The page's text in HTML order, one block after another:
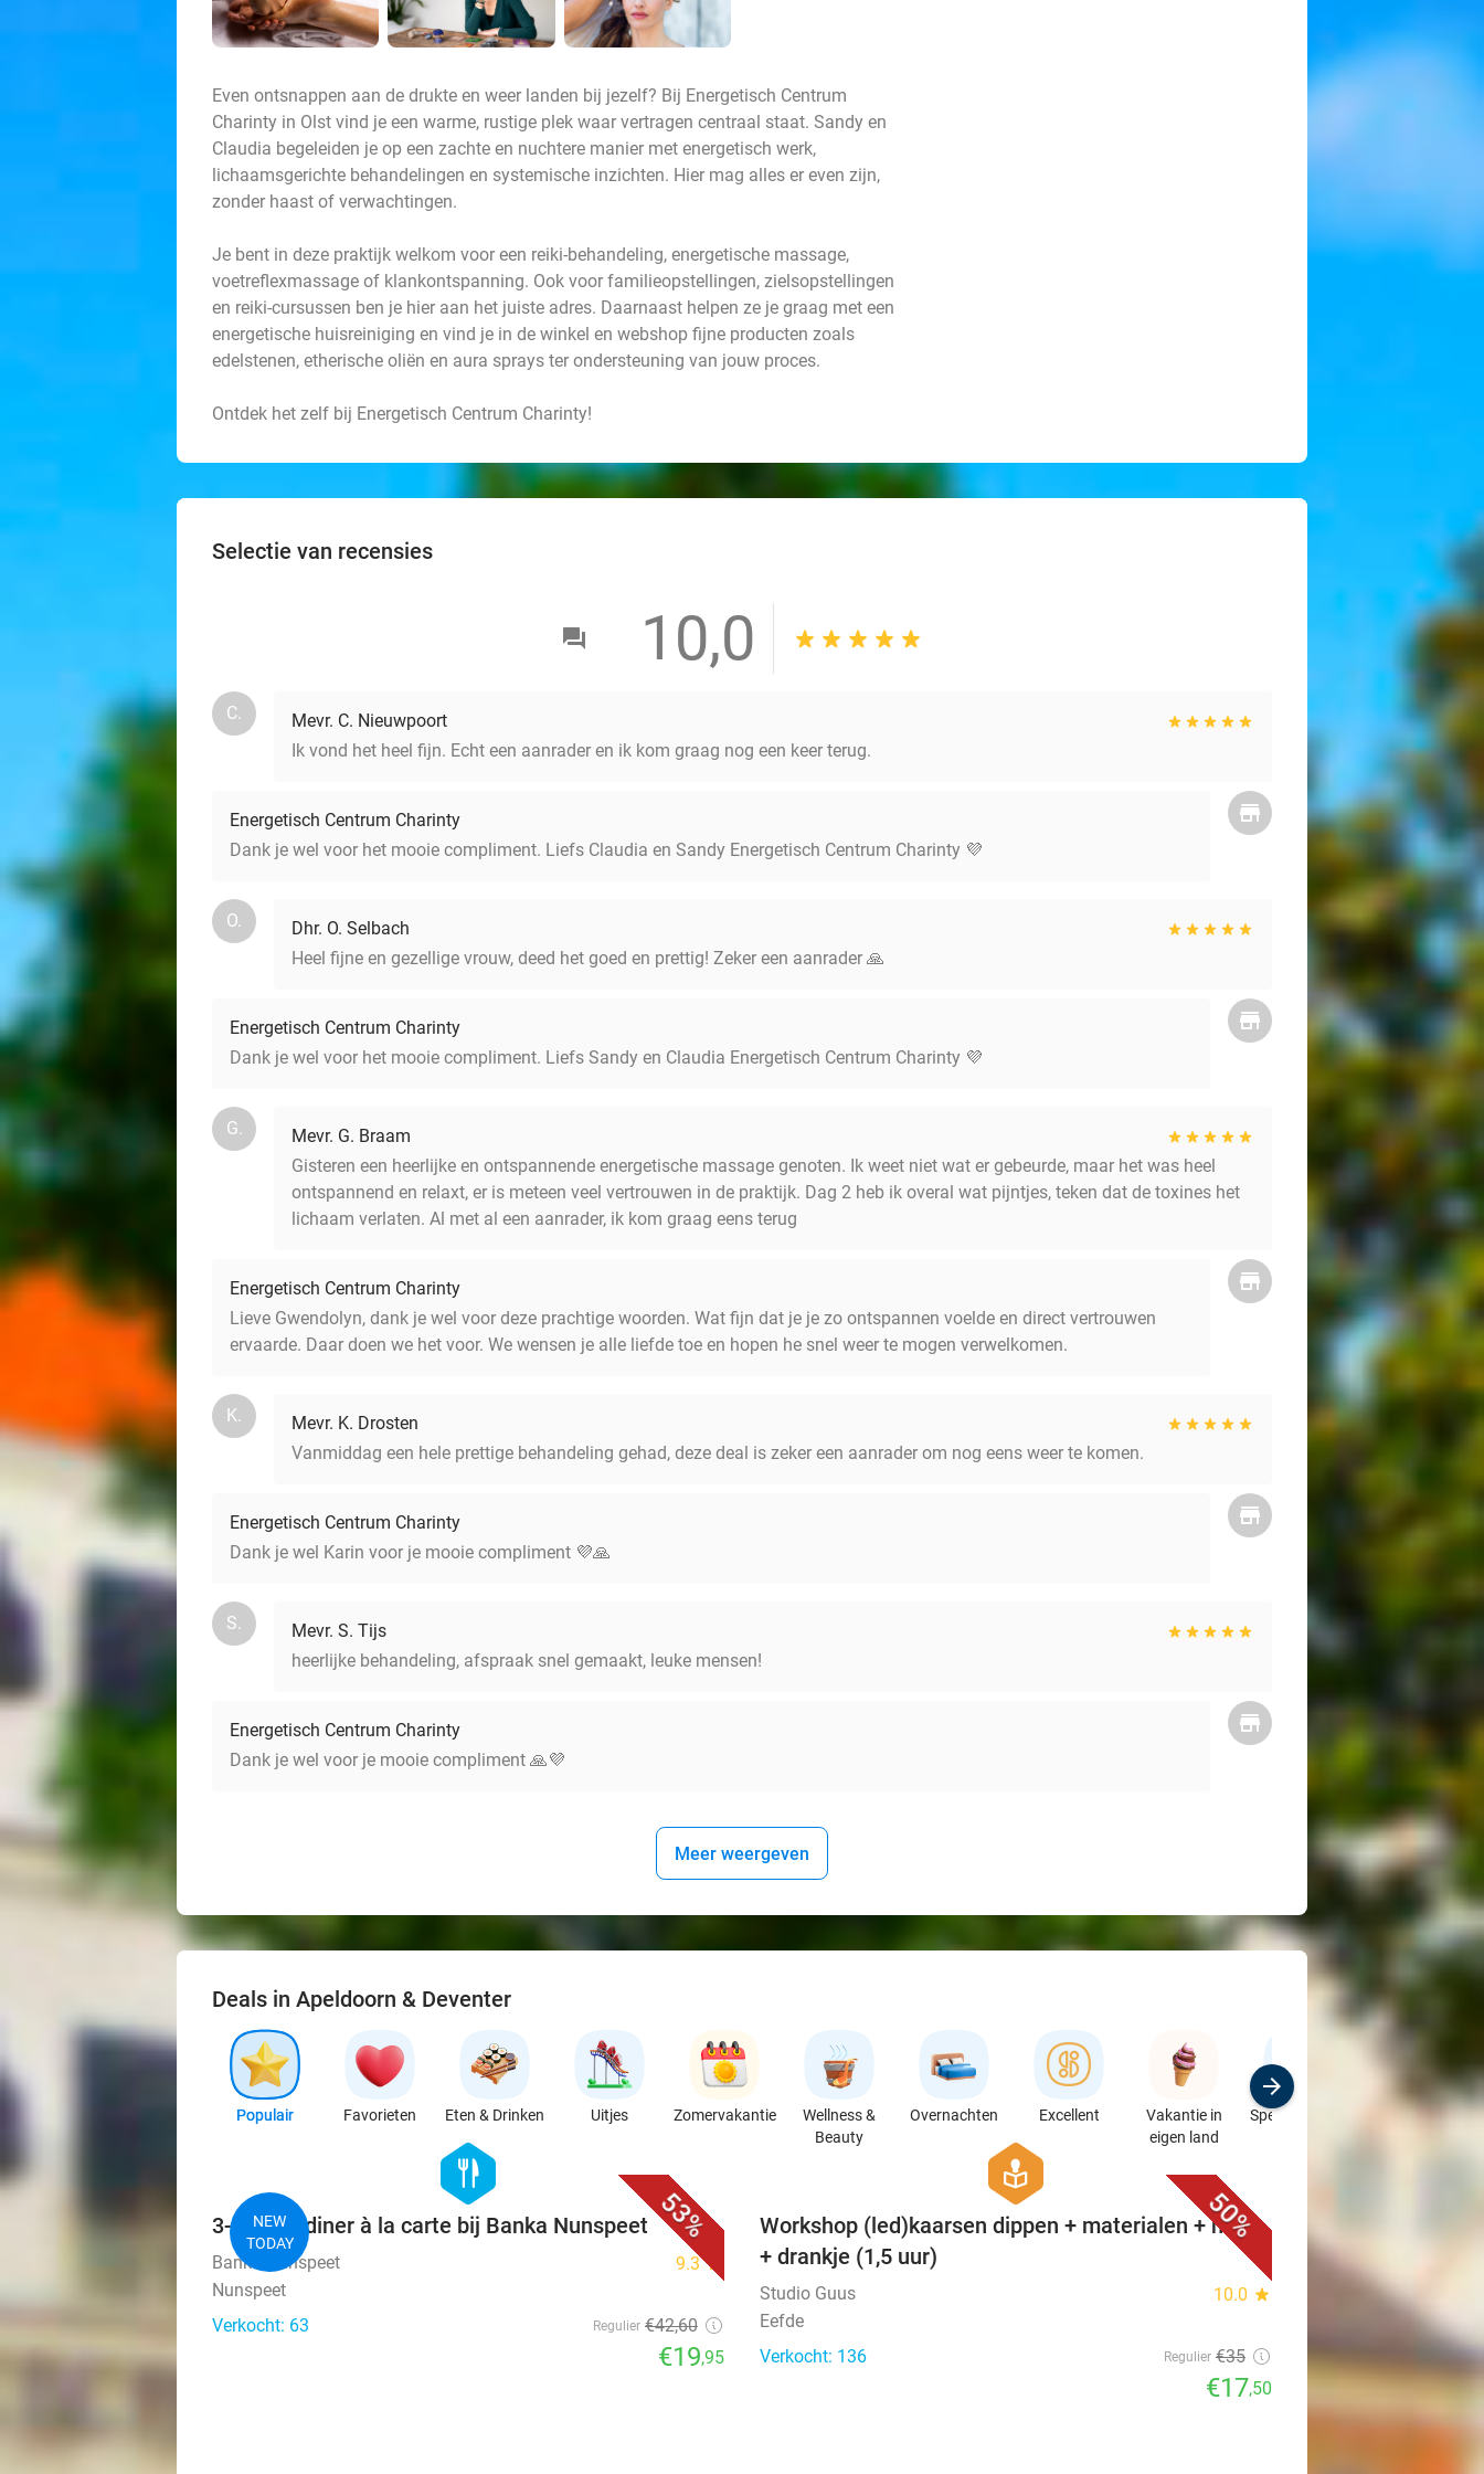
Even ontsnappen aan de drukte en weer landen bij jezelf? Bij Energetisch Centrum
Charinty in Olst vind je een warme, rustige plek waar vertragen centraal staat. Sandy en
Claudia begeleiden je op een zachte en nuchtere manier met energetisch werk,
lichaamsgerichte behandelingen en systemische inzichten. Hier mag alles er even zijn,
zonder haast of verwachtingen.
Je bent in deze praktijk welkom voor een reiki-behandeling, energetische massage,
voetreflexmassage of klankontspanning. Ook voor familieopstellingen, zielsopstellingen
en reiki-cursussen ben je hier aan het juiste adres. Daarnaast helpen ze je graag met een
energetische huisreiniging en vind je in de winkel en webshop fijne producten zoals
edelstenen, etherische oliën en aura sprays ter ondersteuning van jouw proces.
Ontdek het zelf bij Energetisch Centrum Charinty!
Selectie van recensies
10,0
C.
Mevr. C. Nieuwpoort
Ik vond het heel fijn. Echt een aanrader en ik kom graag nog een keer terug.
Energetisch Centrum Charinty
Dank je wel voor het mooie compliment. Liefs Claudia en Sandy Energetisch Centrum Charinty 💜
O.
Dhr. O. Selbach
Heel fijne en gezellige vrouw, deed het goed en prettig! Zeker een aanrader 🙏
Energetisch Centrum Charinty
Dank je wel voor het mooie compliment. Liefs Sandy en Claudia Energetisch Centrum Charinty 💜
G.
Mevr. G. Braam
Gisteren een heerlijke en ontspannende energetische massage genoten. Ik weet niet wat er gebeurde, maar het was heel
ontspannend en relaxt, er is meteen veel vertrouwen in de praktijk. Dag 2 heb ik overal wat pijntjes, teken dat de toxines het
lichaam verlaten. Al met al een aanrader, ik kom graag eens terug
Energetisch Centrum Charinty
Lieve Gwendolyn, dank je wel voor deze prachtige woorden. Wat fijn dat je je zo ontspannen voelde en direct vertrouwen
ervaarde. Daar doen we het voor. We wensen je alle liefde toe en hopen he snel weer te mogen verwelkomen.
K.
Mevr. K. Drosten
Vanmiddag een hele prettige behandeling gehad, deze deal is zeker een aanrader om nog eens weer te komen.
Energetisch Centrum Charinty
Dank je wel Karin voor je mooie compliment 💜🙏
S.
Mevr. S. Tijs
heerlijke behandeling, afspraak snel gemaakt, leuke mensen!
Energetisch Centrum Charinty
Dank je wel voor je mooie compliment 🙏💜
Meer weergeven
Deals in Apeldoorn & Deventer
Populair Favorieten Eten & Drinken Uitjes Zomervakantie
Wellness &
Beauty
Overnachten Excellent
Vakantie in
eigen land
Speciaalzaken
Sport
53%
NEW
TODAY
hexagon
food
3-gangendiner à la carte bij Banka Nunspeet
Banka Nunspeet 9.3star
Nunspeet
Verkocht: 63
Regulier €42,60
€19,95
50%
hexagon
course
Workshop (led)kaarsen dippen + materialen + hapje
+ drankje (1,5 uur)
Studio Guus 10.0 star
Eefde
Verkocht: 136
Regulier €35
€17,50